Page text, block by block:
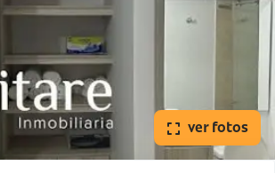
ver fotos